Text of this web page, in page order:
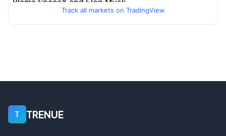
Track all markets on TradingView
T TRENUE